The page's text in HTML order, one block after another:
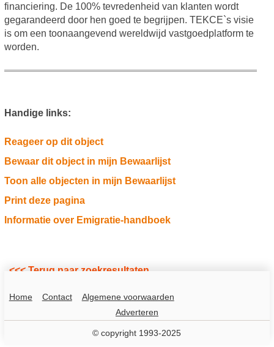
financiering. De 100% tevredenheid van klanten wordt
gegarandeerd door hen goed te begrijpen. TEKCE`s visie
is om een toonaangevend wereldwijd vastgoedplatform te
worden.
Handige links:
Reageer op dit object
Bewaar dit object in mijn Bewaarlijst
Toon alle objecten in mijn Bewaarlijst
Print deze pagina
Informatie over Emigratie-handboek
<<< Terug naar zoekresultaten
Home Contact
Algemene voorwaarden
Adverteren
© copyright 1993-2025